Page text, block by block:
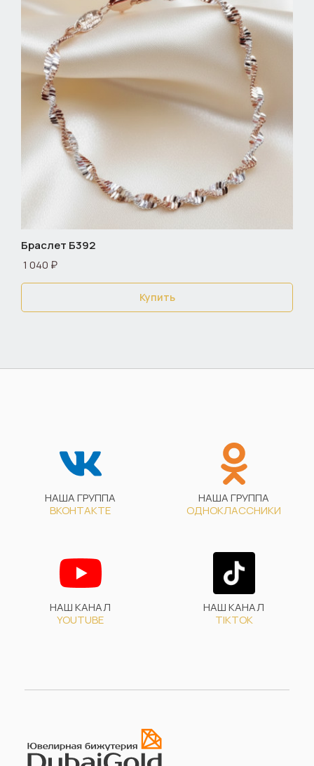
Браслет Б392
1 040 ₽
Купить
НАША ГРУППА
ВКОНТАКТЕ
НАША ГРУППА
ОДНОКЛАССНИКИ
НАШ КАНАЛ
YOUTUBE
НАШ КАНАЛ
TIKTOK